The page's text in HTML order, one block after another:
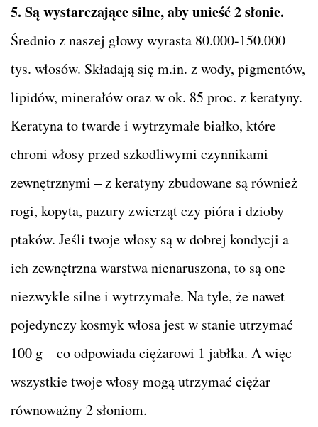
5. Są wystarczające silne, aby unieść 2 słonie.
Średnio z naszej głowy wyrasta 80.000-150.000
tys. włosów. Składają się m.in. z wody, pigmentów,
lipidów, minerałów oraz w ok. 85 proc. z keratyny.
Keratyna to twarde i wytrzymałe białko, które
chroni włosy przed szkodliwymi czynnikami
zewnętrznymi – z keratyny zbudowane są również
rogi, kopyta, pazury zwierząt czy pióra i dzioby
ptaków. Jeśli twoje włosy są w dobrej kondycji a
ich zewnętrzna warstwa nienaruszona, to są one
niezwykle silne i wytrzymałe. Na tyle, że nawet
pojedynczy kosmyk włosa jest w stanie utrzymać
100 g – co odpowiada ciężarowi 1 jabłka. A więc
wszystkie twoje włosy mogą utrzymać ciężar
równoważny 2 słoniom.